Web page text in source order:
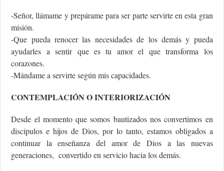
-Señor, llámame y prepárame para ser parte servirte en esta gran
misión.
-Que pueda renocer las necesidades de los demás y pueda
ayudarles a sentir que es tu amor el que transforma los
corazones.
-Mándame a servirte según mis capacidades.
CONTEMPLACIÓN O INTERIORIZACIÓN
Desde el momento que somos bautizados nos convertimos en
discípulos e hijos de Dios, por lo tanto, estamos obligados a
continuar la enseñanza del amor de Dios a las nuevas
generaciones, convertido en servicio hacia los demás.